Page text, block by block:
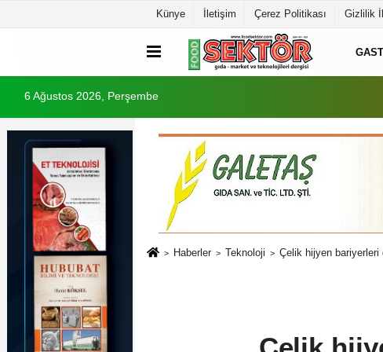
Künye İletişim Çerez Politikası Gizlilik
6 Ağustos 2026, Perşembe
Haberler Teknoloji Çelik hijyen